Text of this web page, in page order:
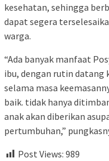
kesehatan, sehingga
dapat segera
warga.
“Ada banyak manfaat
ibu, dengan rutin datang
selama masa
baik. tidak hanya
anak akan diberikan
pertumbuhan,”
Post Views: 989